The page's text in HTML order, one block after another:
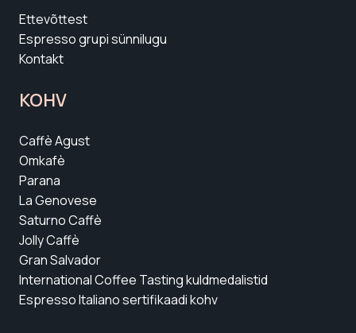
Ettevõttest
Espresso grupi sünnilugu
Kontakt
KOHV
Caffè Agust
Omkafè
Parana
La Genovese
Saturno Caffè
Jolly Caffè
Gran Salvador
International Coffee Tasting kuldmedalistid
Espresso Italiano sertifikaadi kohv